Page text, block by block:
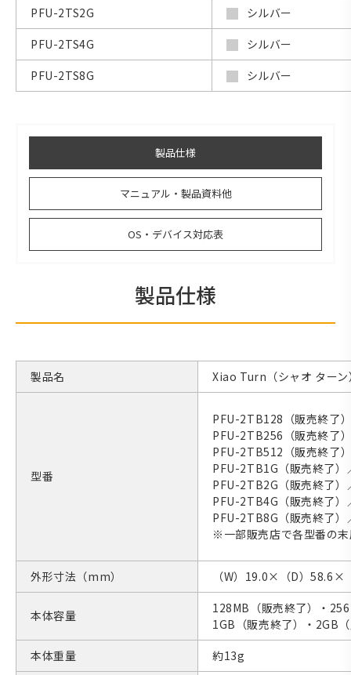
PFU-2TS2G
シルバー
PFU-2TS4G
シルバー
PFU-2TS8G
シルバー
製品仕様
マニュアル・製品資料他
OS・デバイス対応表
製品仕様
製品名 Xiao Turn（シャオ ターン
型番
PFU-2TB128（販売終了
PFU-2TB256（販売終了
PFU-2TB512（販売終了
PFU-2TB1G（販売終了
PFU-2TB2G（販売終了
PFU-2TB4G（販売終了
PFU-2TB8G（販売終了
※一部販売店で各型番の
外形寸法（mm） （W）19.0×（D）58.6×
本体容量
128MB（販売終了）・
1GB（販売終了）・2GB
本体重量
約13g